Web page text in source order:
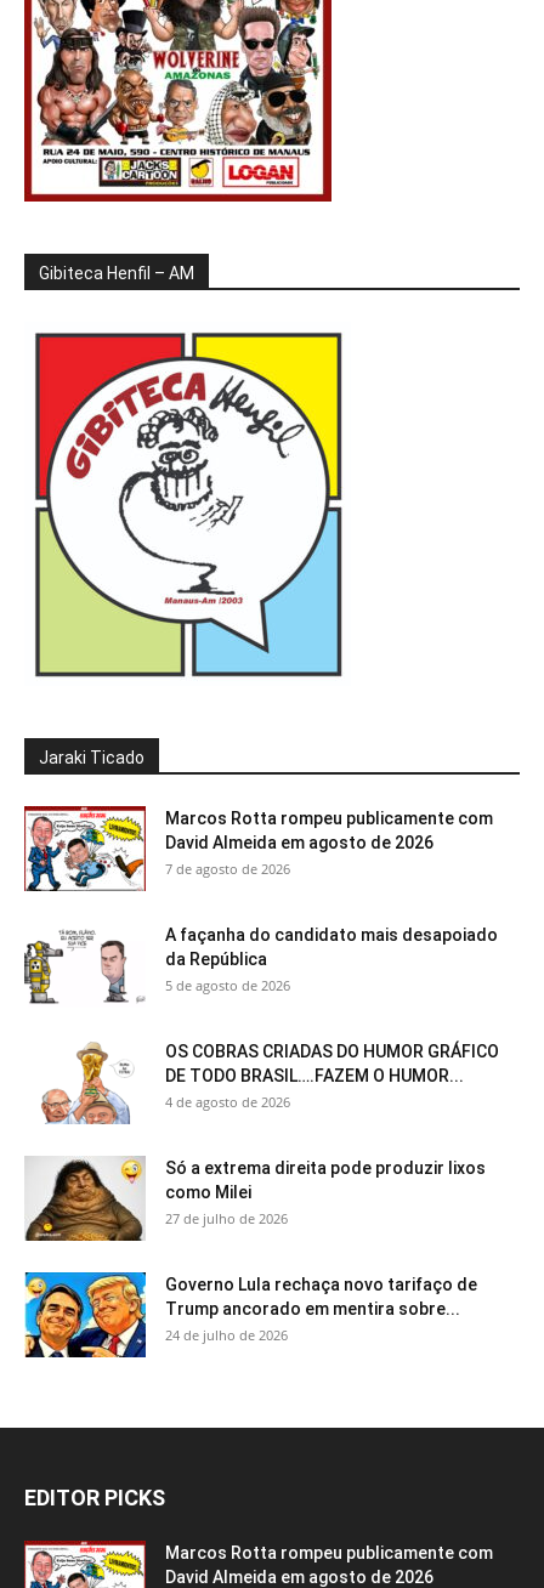
Gibiteca Henfil – AM
Jaraki Ticado
Marcos Rotta rompeu publicamente com
David Almeida em agosto de 2026
7 de agosto de 2026
A façanha do candidato mais desapoiado
da República
5 de agosto de 2026
OS COBRAS CRIADAS DO HUMOR GRÁFICO
DE TODO BRASIL….FAZEM O HUMOR...
4 de agosto de 2026
Só a extrema direita pode produzir lixos
como Milei
27 de julho de 2026
Governo Lula rechaça novo tarifaço de
Trump ancorado em mentira sobre...
24 de julho de 2026
EDITOR PICKS
Marcos Rotta rompeu publicamente com
David Almeida em agosto de 2026